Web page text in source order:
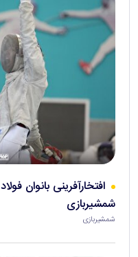
افتخارآفرینی بانوان
شمشیربازی
شمشیربازی